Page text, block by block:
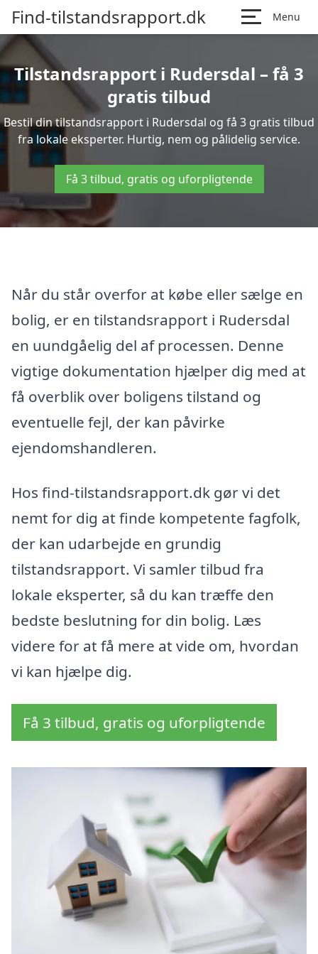
Find-tilstandsrapport.dk Menu
Tilstandsrapport i Rudersdal – få 3
gratis tilbud
Bestil din tilstandsrapport i Rudersdal og få 3 gratis tilbud
fra lokale eksperter. Hurtig, nem og pålidelig service.
Få 3 tilbud, gratis og uforpligtende
Når du står overfor at købe eller sælge en
bolig, er en tilstandsrapport i Rudersdal
en uundgåelig del af processen. Denne
vigtige dokumentation hjælper dig med at
få overblik over boligens tilstand og
eventuelle fejl, der kan påvirke
ejendomshandleren.
Hos find-tilstandsrapport.dk gør vi det
nemt for dig at finde kompetente fagfolk,
der kan udarbejde en grundig
tilstandsrapport. Vi samler tilbud fra
lokale eksperter, så du kan træffe den
bedste beslutning for din bolig. Læs
videre for at få mere at vide om, hvordan
vi kan hjælpe dig.
Få 3 tilbud, gratis og uforpligtende